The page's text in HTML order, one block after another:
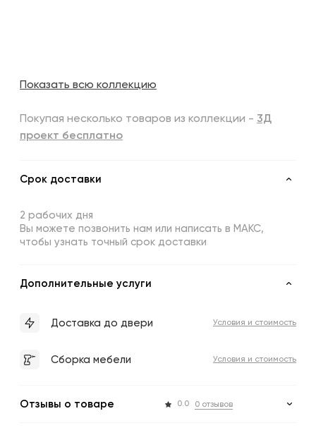
Показать всю коллекцию
Покупая несколько товаров из коллекции - 3Д
проект бесплатно
Срок доставки
2 рабочих дня
Вы можете позвонить нам или написать в МАКС,
чтобы узнать точный срок доставки
Дополнительные услуги
Доставка до двери Условия и стоимость
Сборка мебели Условия и стоимость
Отзывы о товаре 0.0 0 отзывов